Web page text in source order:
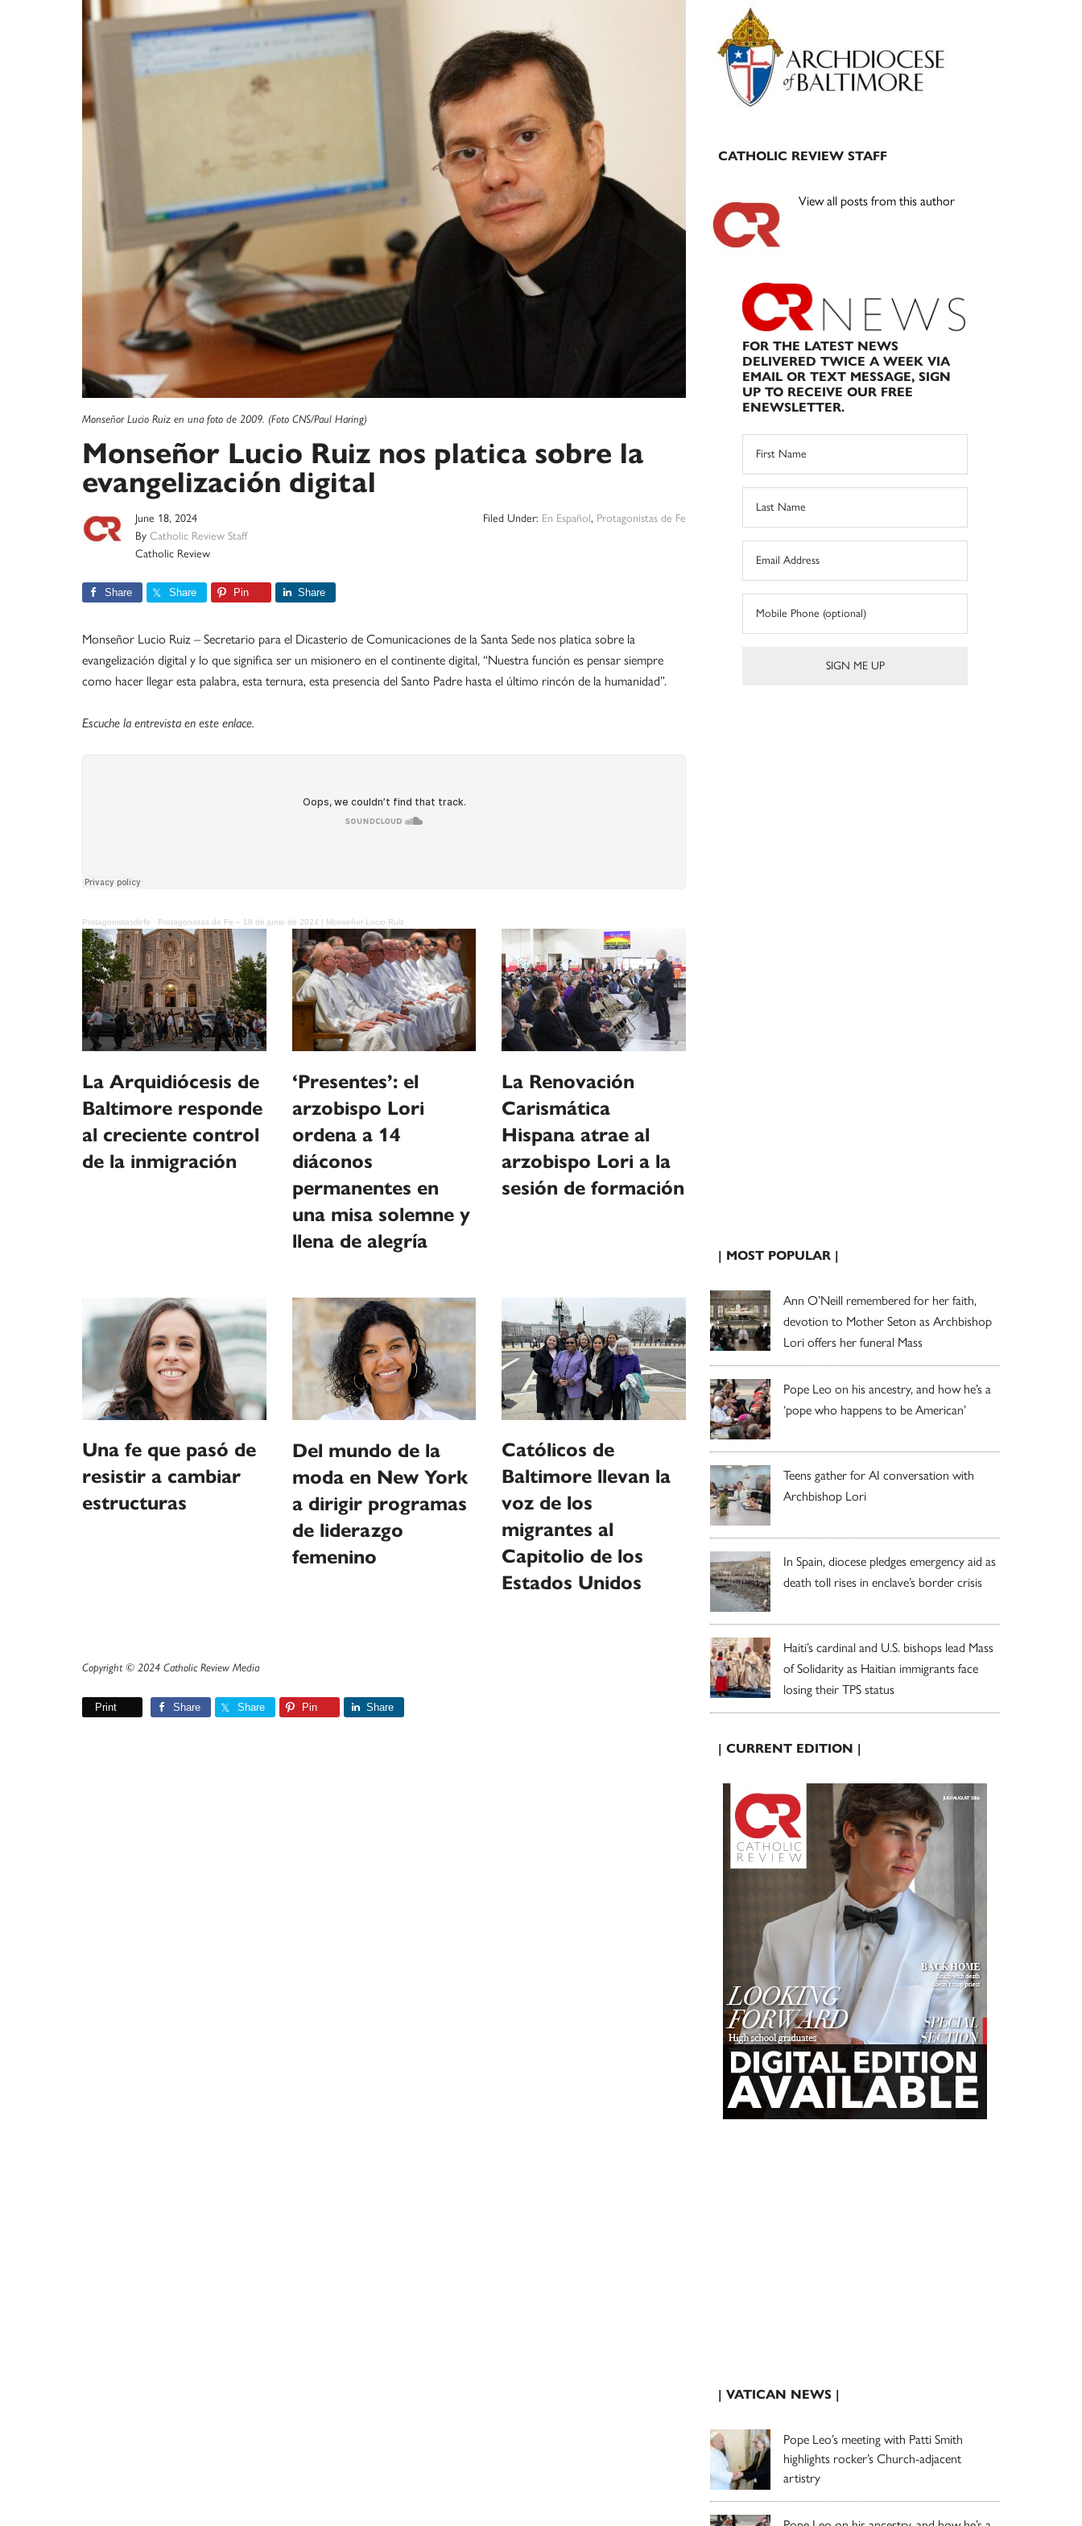
Monseñor Lucio Ruiz en una foto de 2009. (Foto CNS/Paul Haring)
Monseñor Lucio Ruiz nos platica sobre la
evangelización digital
June 18, 2024
By Catholic Review Staff
Catholic Review
Filed Under: En Español, Protagonistas de Fe
Share Share Pin Share
Monseñor Lucio Ruiz – Secretario para el Dicasterio de Comunicaciones de la Santa Sede nos platica sobre la
evangelización digital y lo que significa ser un misionero en el continente digital, “Nuestra función es pensar siempre
como hacer llegar esta palabra, esta ternura, esta presencia del Santo Padre hasta el último rincón de la humanidad”.
Escuche la entrevista en este enlace.
Protagonistasdefe · Protagonistas de Fe – 18 de junio de 2024 | Monseñor Lucio Ruiz
La Arquidiócesis de
Baltimore responde
al creciente control
de la inmigración
‘Presentes’: el
arzobispo Lori
ordena a 14
diáconos
permanentes en
una misa solemne y
llena de alegría
La Renovación
Carismática
Hispana atrae al
arzobispo Lori a la
sesión de formación
Una fe que pasó de
resistir a cambiar
estructuras
Del mundo de la
moda en New York
a dirigir programas
de liderazgo
femenino
Católicos de
Baltimore llevan la
voz de los
migrantes al
Capitolio de los
Estados Unidos
Copyright © 2024 Catholic Review Media
Print Share Share Pin Share
Primary
Sidebar
CATHOLIC REVIEW STAFF
View all posts from this author
FOR THE LATEST NEWS
DELIVERED TWICE A WEEK VIA
EMAIL OR TEXT MESSAGE, SIGN
UP TO RECEIVE OUR FREE
ENEWSLETTER.
| MOST POPULAR |
Ann O’Neill remembered for her faith,
devotion to Mother Seton as Archbishop
Lori offers her funeral Mass
Pope Leo on his ancestry, and how he’s a
‘pope who happens to be American’
Teens gather for AI conversation with
Archbishop Lori
In Spain, diocese pledges emergency aid as
death toll rises in enclave’s border crisis
Haiti’s cardinal and U.S. bishops lead Mass
of Solidarity as Haitian immigrants face
losing their TPS status
| CURRENT EDITION |
| VATICAN NEWS |
Pope Leo’s meeting with Patti Smith
highlights rocker’s Church-adjacent
artistry